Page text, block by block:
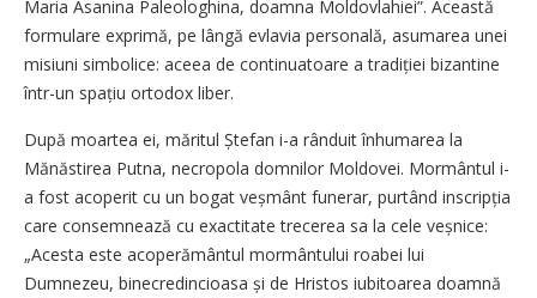
Maria Asanina Paleologhina, doamna Moldovlahiei”. Această
formulare exprimă, pe lângă evlavia personală, asumarea unei
misiuni simbolice: aceea de continuatoare a tradiției bizantine
într-un spațiu ortodox liber.
După moartea ei, măritul Ștefan i-a rânduit înhumarea la
Mănăstirea Putna, necropola domnilor Moldovei. Mormântul i-
a fost acoperit cu un bogat veșmânt funerar, purtând inscripția
care consemnează cu exactitate trecerea sa la cele veșnice:
„Acesta este acoperământul mormântului roabei lui
Dumnezeu, binecredincioasa și de Hristos iubitoarea doamnă